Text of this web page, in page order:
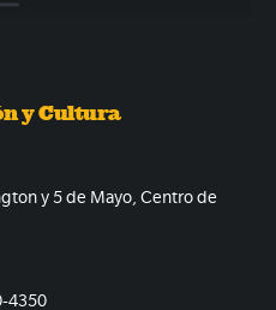
y Cultura
y 5 de Mayo, Centro de
4350